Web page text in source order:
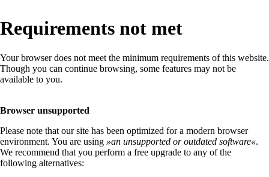
Requirements not met
Your browser does not meet the minimum requirements of this website.
Though you can continue browsing, some features may not be
available to you.
Browser unsupported
Please note that our site has been optimized for a modern browser
environment. You are using »an unsupported or outdated software«.
We recommend that you perform a free upgrade to any of the
following alternatives: